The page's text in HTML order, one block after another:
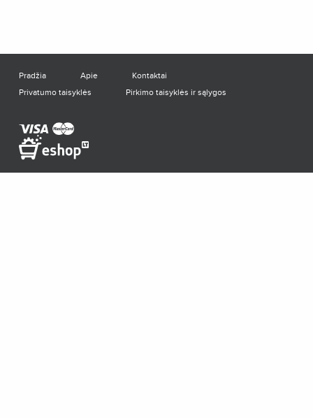
Pradžia Apie
Kontaktai
Privatumo taisyklės
Pirkimo taisyklės ir sąlygos